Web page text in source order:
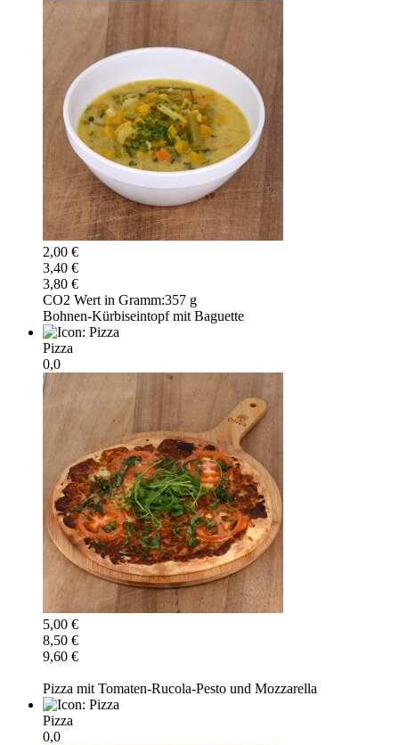
2,00 €
3,40 €
3,80 €
CO2 Wert in Gramm:357 g
Bohnen-Kürbiseintopf mit Baguette
Pizza
0,0
5,00 €
8,50 €
9,60 €
Pizza mit Tomaten-Rucola-Pesto und Mozzarella
Pizza
0,0